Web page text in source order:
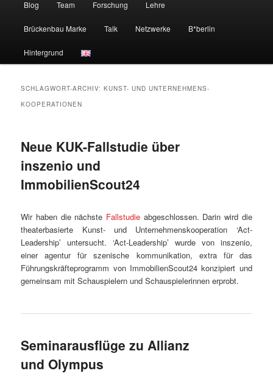
Blog Team Forschung Lehre
Brückenbau Marke Talk Netzwerke B*berlin
Hintergrund
SCHLAGWORT-ARCHIV:KUNST- UND UNTERNEHMENS-
KOOPERATIONEN
Neue KUK-Fallstudie über
inszenio und
ImmobilienScout24
Wir haben die nächste Fallstudie abgeschlossen. Darin wird die
theaterbasierte Kunst- und Unternehmenskooperation ‘Act-
Leadership’ untersucht. ‘Act-Leadership’ wurde von inszenio,
einer agentur für szenische kommunikation, extra für das
Führungskräfteprogramm von ImmobilienScout24 konzipiert und
gemeinsam mit Schauspielern und Schauspielerinnen erprobt.
Seminarausflüge zu Allianz
und Olympus